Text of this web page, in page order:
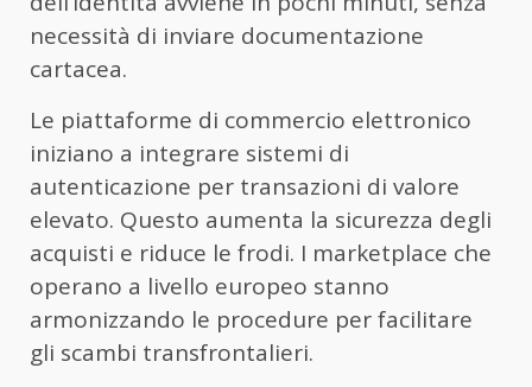
necessità di inviare documentazione
cartacea.
Le piattaforme di commercio elettronico
iniziano a integrare sistemi di
autenticazione per transazioni di valore
elevato. Questo aumenta la sicurezza degli
acquisti e riduce le frodi. I marketplace che
operano a livello europeo stanno
armonizzando le procedure per facilitare
gli scambi transfrontalieri.